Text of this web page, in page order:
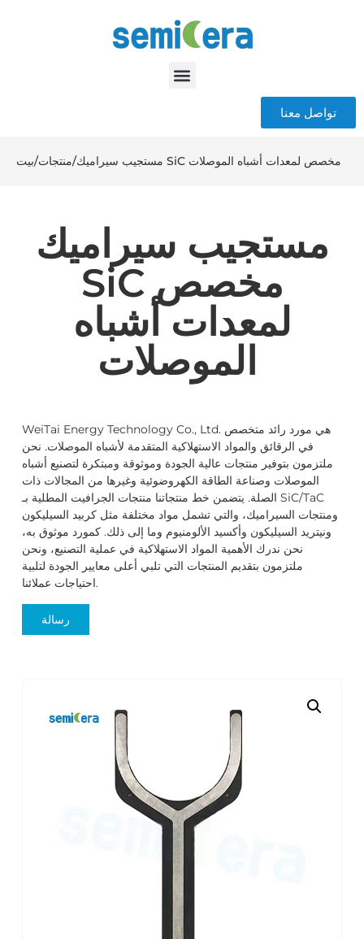
تواصل معنا
بيت/منتجات/
مستجيب سيراميك
SiC مخصص
لمعدات أشباه
WeiTai Energy Technology Co., Ltd. هي مورد رائد متخصص
في الرقائق والمواد الاستهلاكية المتقدمة لأشباه الموصلات. نحن
ملتزمون بتوفير منتجات عالية الجودة وموثوقة ومبتكرة لتصنيع أشباه
الموصلات وصناعة الطاقة الكهروضوئية وغيرها من المجالات ذات
الصلة. يتضمن خط منتجاتنا منتجات الجرافيت المطلية بـ SiC/TaC
ومنتجات السيراميك، والتي تشمل مواد مختلفة مثل كربيد السيليكون
ونيتريد السيليكون وأكسيد الألومنيوم وما إلى ذلك. كمورد موثوق به،
نحن ندرك الأهمية المواد الاستهلاكية في عملية التصنيع، ونحن
ملتزمون بتقديم المنتجات التي تلبي أعلى معايير الجودة لتلبية
احتياجات عملائنا.
رسالة